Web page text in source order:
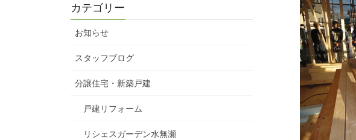
カテゴリー
お知らせ
スタッフブログ
分譲住宅・新築戸建
戸建リフォーム
リシェスガーデン水無瀬